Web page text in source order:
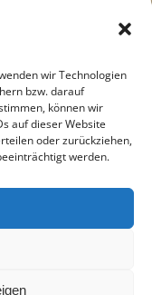
wir Technologien
bzw. darauf
können wir
auf dieser Website
oder zurückziehen,
werden.